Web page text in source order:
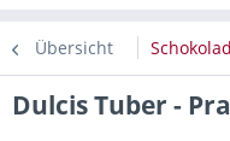
Übersicht
Dulcis Tuber -